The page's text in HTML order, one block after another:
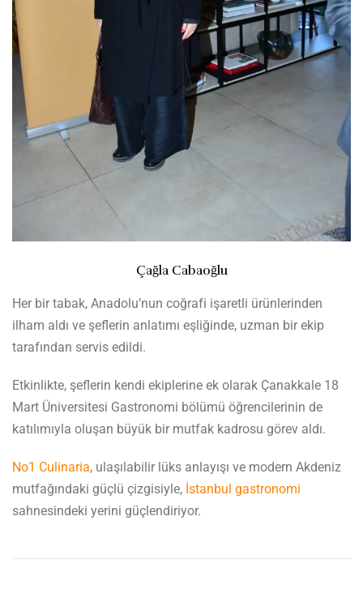
Çağla Cabaoğlu
Her bir tabak, Anadolu’nun coğrafi işaretli ürünlerinden
ilham aldı ve şeflerin anlatımı eşliğinde, uzman bir ekip
tarafından servis edildi.
Etkinlikte, şeflerin kendi ekiplerine ek olarak Çanakkale 18
Mart Üniversitesi Gastronomi bölümü öğrencilerinin de
katılımıyla oluşan büyük bir mutfak kadrosu görev aldı.
No1 Culinaria, ulaşılabilir lüks anlayışı ve modern Akdeniz
mutfağındaki güçlü çizgisiyle, İstanbul gastronomi
sahnesindeki yerini güçlendiriyor.